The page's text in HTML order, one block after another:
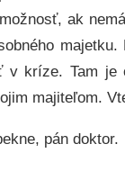
ak
kríze. Tam je
majiteľom.
pán doktor.